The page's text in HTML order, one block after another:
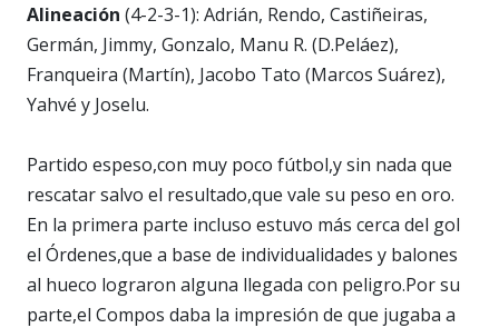
Alineación (4-2-3-1): Adrián, Rendo, Castiñeiras,
Germán, Jimmy, Gonzalo, Manu R. (D.Peláez),
Franqueira (Martín), Jacobo Tato (Marcos Suárez),
Yahvé y Joselu.
Partido espeso,con muy poco fútbol,y sin nada que
rescatar salvo el resultado,que vale su peso en oro.
En la primera parte incluso estuvo más cerca del gol
el Órdenes,que a base de individualidades y balones
al hueco lograron alguna llegada con peligro.Por su
parte,el Compos daba la impresión de que jugaba a